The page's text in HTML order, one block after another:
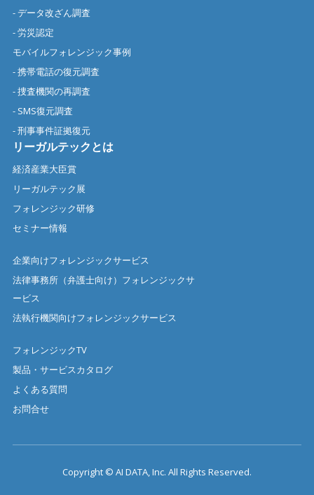
- データ改ざん調査
- 労災認定
モバイルフォレンジック事例
- 携帯電話の復元調査
- 捜査機関の再調査
- SMS復元調査
- 刑事事件証拠復元
リーガルテックとは
経済産業大臣賞
リーガルテック展
フォレンジック研修
セミナー情報
企業向けフォレンジックサービス
法律事務所（弁護士向け）フォレンジックサ
ービス
法執行機関向けフォレンジックサービス
フォレンジックTV
製品・サービスカタログ
よくある質問
お問合せ
Copyright © AI DATA, Inc. All Rights Reserved.